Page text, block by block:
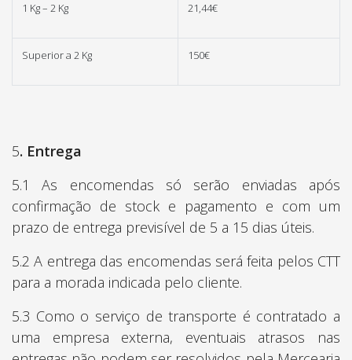
1 Kg – 2 Kg 21,44€
Superior a 2 Kg 150€
5. Entrega
5.1 As encomendas só serão enviadas após
confirmação de stock e pagamento e com um
prazo de entrega previsível de 5 a 15 dias úteis.
5.2 A entrega das encomendas será feita pelos CTT
para a morada indicada pelo cliente.
5.3 Como o serviço de transporte é contratado a
uma empresa externa, eventuais atrasos nas